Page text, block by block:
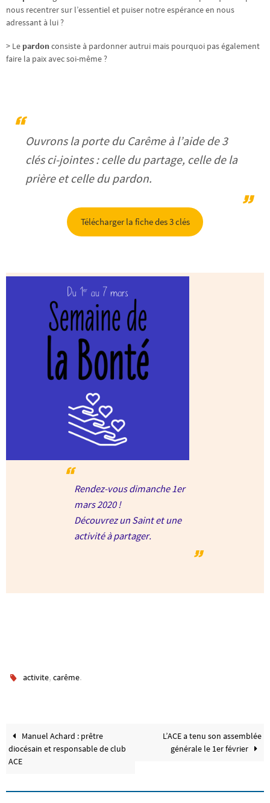
nous recentrer sur l’essentiel et puiser notre espérance en nous
adressant à lui ?
> Le pardonconsiste à pardonner autrui mais pourquoi pas également
faire la paix avec soi-même ?
Ouvrons la porte du Carême à l’aide de 3
clés ci-jointes : celle du partage, celle de la
prière et celle du pardon.
Télécharger la fiche des 3 clés
Rendez-vous dimanche 1er
mars 2020 !
Découvrez un Saint et une
activité à partager.
activite,carême.
Manuel Achard : prêtre
diocésain et responsable de club
ACE
L’ACE a tenu son assemblée
générale le 1er février